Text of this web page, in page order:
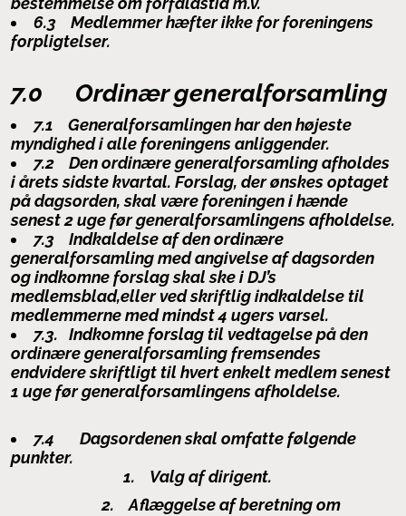
6.3 Medlemmer hæfter ikke for foreningens
forpligtelser.
7.0 Ordinær generalforsamling
7.1 Generalforsamlingen har den højeste
myndighed i alle foreningens anliggender.
7.2 Den ordinære generalforsamling afholdes
i årets sidste kvartal. Forslag, der ønskes optaget
på dagsorden, skal være foreningen i hænde
senest 2 uge før generalforsamlingens afholdelse.
7.3 Indkaldelse af den ordinære
generalforsamling med angivelse af dagsorden
og indkomne forslag skal ske i DJ’s
medlemsblad,eller ved skriftlig indkaldelse til
medlemmerne med mindst 4 ugers varsel.
7.3.
Indkomne forslag til vedtagelse på den
ordinære generalforsamlingfremsendes
endvidere skriftligt til hvert enkelt medlem senest
1 uge før generalforsamlingens afholdelse.
7.4 Dagsordenen skal omfatte følgende
punkter.
1.
Valg af dirigent.
2.
Aflæggelse af beretning om